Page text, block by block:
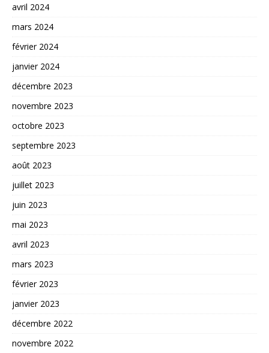
avril 2024
mars 2024
février 2024
janvier 2024
décembre 2023
novembre 2023
octobre 2023
septembre 2023
août 2023
juillet 2023
juin 2023
mai 2023
avril 2023
mars 2023
février 2023
janvier 2023
décembre 2022
novembre 2022